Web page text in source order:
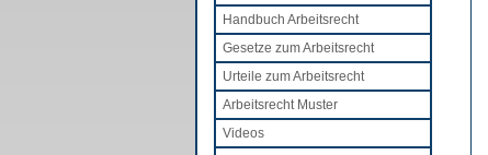
Handbuch Arbeitsrecht
Gesetze zum Arbeitsrecht
Urteile zum Arbeitsrecht
Arbeitsrecht Muster
Videos